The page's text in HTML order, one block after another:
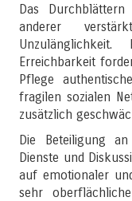
Das
anderer
Erreichbarkeit
Pflege
fragilen sozialen
zusätzlich
Die Beteiligung
Dienste und
auf emotionaler
sehr